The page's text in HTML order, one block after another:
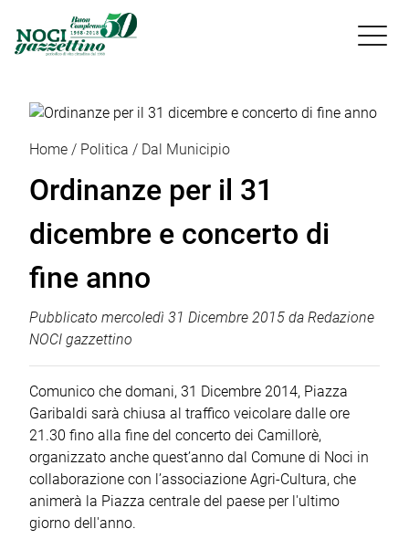

Home Politica Dal Municipio
Ordinanze per il 31
dicembre e concerto di
fine anno
Pubblicato mercoledì 31 Dicembre 2015 da Redazione
NOCI gazzettino
Comunico che domani, 31 Dicembre 2014, Piazza
Garibaldi sarà chiusa al traffico veicolare dalle ore
21.30 fino alla fine del concerto dei Camillorè,
organizzato anche quest’anno dal Comune di Noci in
collaborazione con l’associazione Agri-Cultura, che
animerà la Piazza centrale del paese per l'ultimo
giorno dell'anno.